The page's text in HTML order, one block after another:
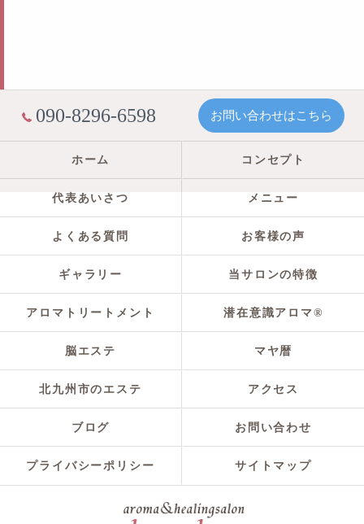
090-8296-6598 お問い合わせはこちら
ホーム コンセプト
代表あいさつ メニュー
よくある質問 お客様の声
ギャラリー 当サロンの特徴
アロマトリートメント 潜在意識アロマ®
脳エステ マヤ暦
北九州市のエステ アクセス
ブログ お問い合わせ
プライバシーポリシー サイトマップ